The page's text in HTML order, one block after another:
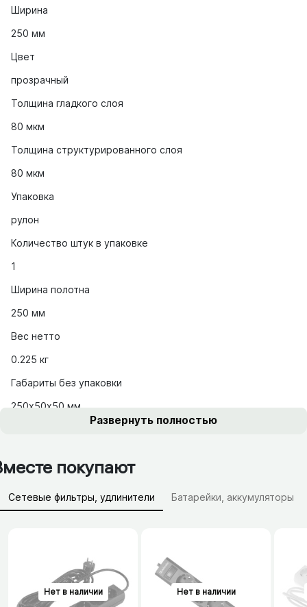
Ширина
250 мм
Цвет
прозрачный
Толщина гладкого слоя
80 мкм
Толщина структурированного слоя
80 мкм
Упаковка
рулон
Количество штук в упаковке
1
Ширина полотна
250 мм
Вес нетто
0.225 кг
Габариты без упаковки
250х50х50 мм
Развернуть полностью
покупают
Сетевые фильтры, удлинители Батарейки, аккумуляторы